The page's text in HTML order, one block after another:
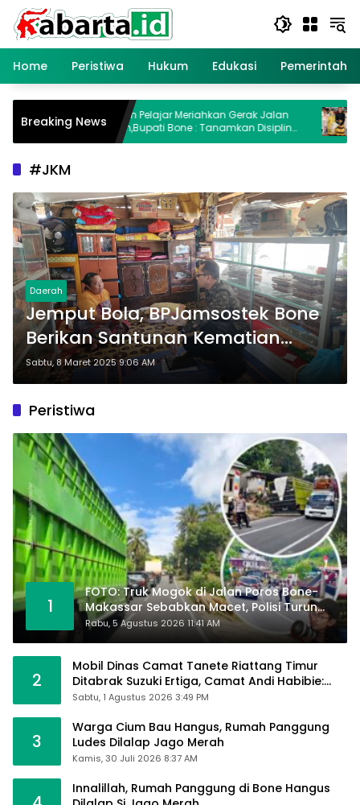
Langsung
konten
Home
Peristiwa Hukum Edukasi
Breaking NewsRibuan Pelajar Meriahkan Gerak Jalan
Indah,Bupati Bone : Tanamkan Disiplin
Sejak Dini
Yuli
Anak
#JKM
Daerah
Jemput Bola, BPJamsostek Bone
Berikan Santunan Kematian
kepada Peserta KUR BRI
Sabtu, 8 Maret 2025 9:06 AM
Peristiwa
1
FOTO: Truk Mogok di Jalan Poros Bone-
Makassar Sebabkan Macet, Polisi Turun
Tangan
Rabu, 5 Agustus 2026 11:41 AM
2
Mobil Dinas Camat Tanete Riattang Timur
Ditabrak Suzuki Ertiga, Camat Andi Habibie:
Alhamdulillah Saya Baik-Baik Saja
Sabtu, 1 Agustus 2026 3:49 PM
3
Warga Cium Bau Hangus, Rumah Panggung
Ludes Dilalap Jago Merah
Kamis, 30 Juli 2026 8:37 AM
Innalillah, Rumah Panggung di Bone Hangus